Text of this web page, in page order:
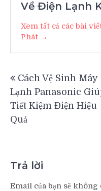
Về Điện Lạnh
Xem tất cả các bài
Phát →
hướng
bài
viết
Cách Vệ Sinh Máy
Lạnh Panasonic
Tiết Kiệm Điện Hiệu
Quả
Trả lời
Email của bạn sẽ